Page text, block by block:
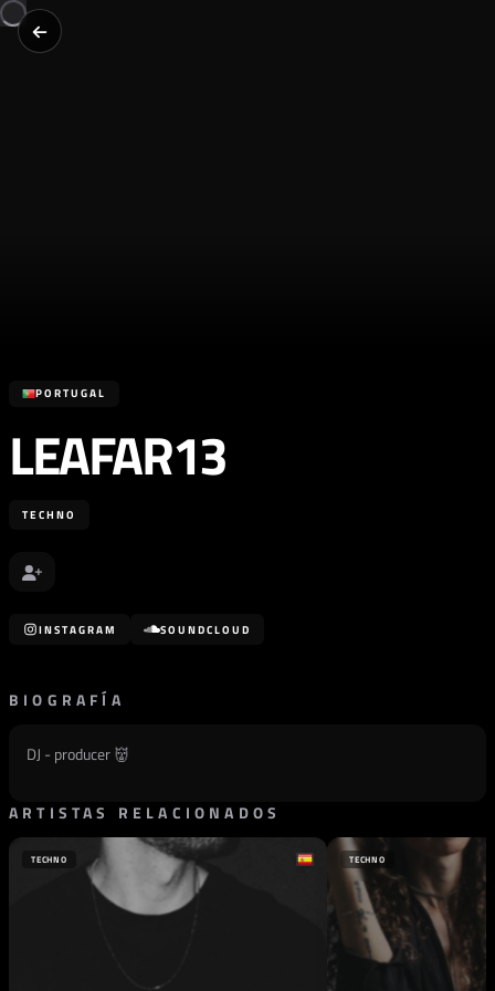
PORTUGAL
LEAFAR13
TECHNO
INSTAGRAM SOUNDCLOUD
BIOGRAFÍA
DJ - producer 👹
ARTISTAS RELACIONADOS
TECHNO TECHNO